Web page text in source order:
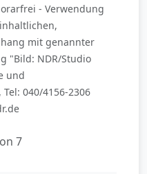
- Verwendung
mit genannter
"Bild: NDR/Studio
und
040/4156-2306
7